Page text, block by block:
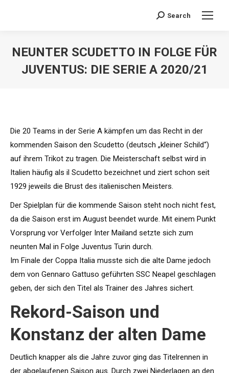
Search:
Search
NEUNTER SCUDETTO IN FOLGE FÜR
JUVENTUS: DIE SERIE A 2020/21
Die 20 Teams in der Serie A kämpfen um das Recht in der
kommenden Saison den Scudetto (deutsch „kleiner Schild“)
auf ihrem Trikot zu tragen. Die Meisterschaft selbst wird in
Italien häufig als il Scudetto bezeichnet und ziert schon seit
1929 jeweils die Brust des italienischen Meisters.
Der Spielplan für die kommende Saison steht noch nicht fest,
da die Saison erst im August beendet wurde. Mit einem Punkt
Vorsprung vor Verfolger Inter Mailand setzte sich zum
neunten Mal in Folge Juventus Turin durch.
Im Finale der Coppa Italia musste sich die alte Dame jedoch
dem von Gennaro Gattuso geführten SSC Neapel geschlagen
geben, der sich den Titel als Trainer des Jahres sichert.
Rekord-Saison und
Konstanz der alten Dame
Deutlich knapper als die Jahre zuvor ging das Titelrennen in
der abgelaufenen Saison aus. Durch zwei Niederlagen an den